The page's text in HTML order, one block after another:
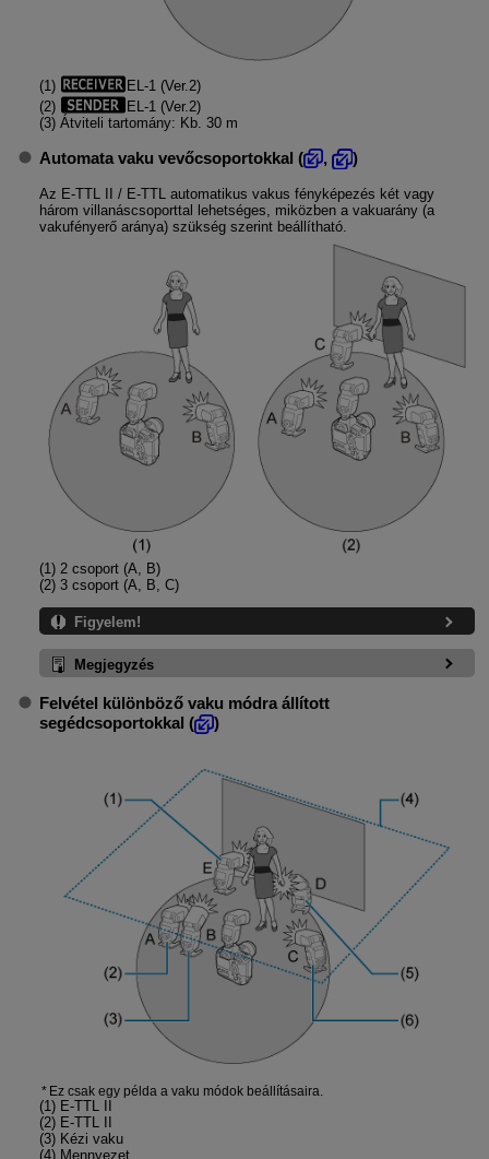
(1)
EL-1 (Ver.2)
(2)
EL-1 (Ver.2)
(3) Átviteli tartomány: Kb. 30 m
Automata vaku vevőcsoportokkal ( , )
Az E-TTL II / E-TTLautomatikus vakus fényképezés két vagy
három villanáscsoporttal lehetséges, miközben a vakuarány (a
vakufényerő aránya) szükség szerint beállítható.
(1) 2 csoport (A, B)
(2) 3 csoport (A, B, C)
Figyelem!
Megjegyzés
Felvétel különböző vaku módra állított
segédcsoportokkal (
)
Ez csak egy példa a vaku módok beállításaira.
(1) E-TTL II
(2) E-TTL II
(3) Kézi vaku
(4) Mennyezet